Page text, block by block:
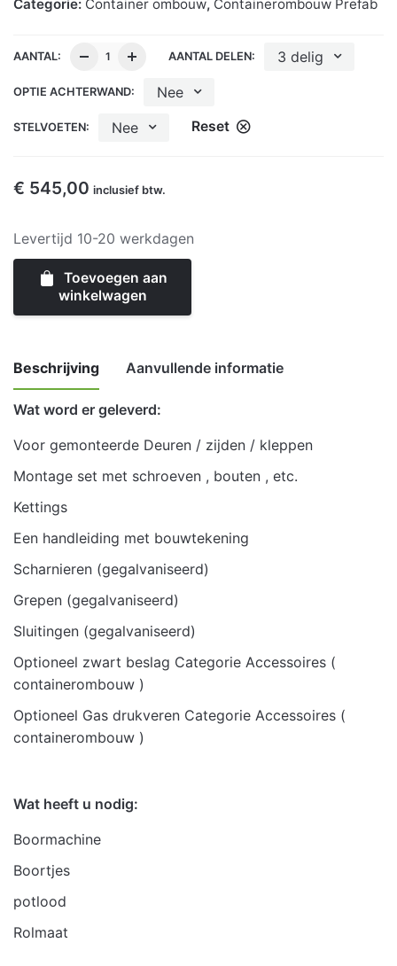
Categorie: Container ombouw, Containerombouw Prefab
AANTAL: AANTAL DELEN: 3 delig
OPTIE ACHTERWAND: Nee
STELVOETEN: Nee Reset
€ 545,00 inclusief btw.
Levertijd 10-20 werkdagen
Toevoegen aan
winkelwagen
Beschrijving Aanvullende informatie
Wat word er geleverd:
Voor gemonteerde Deuren / zijden / kleppen
Montage set met schroeven , bouten , etc.
Kettings
Een handleiding met bouwtekening
Scharnieren (gegalvaniseerd)
Grepen (gegalvaniseerd)
Sluitingen (gegalvaniseerd)
Optioneel zwart beslag Categorie Accessoires (
containerombouw )
Optioneel Gas drukveren Categorie Accessoires (
containerombouw )
Wat heeft u nodig:
Boormachine
Boortjes
potlood
Rolmaat
Dimensions 202 × 85 × 122 cm
Aantal
delen
Optie
achterwand
Stelvoeten Ja, Nee